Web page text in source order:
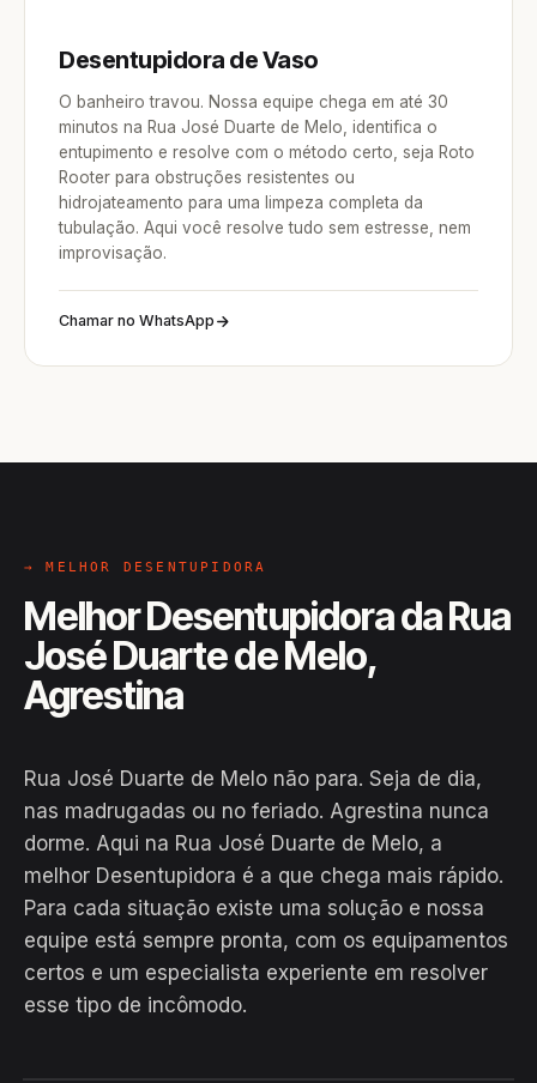
Desentupidora de Vaso
O banheiro travou. Nossa equipe chega em até 30
minutos na Rua José Duarte de Melo, identifica o
entupimento e resolve com o método certo, seja Roto
Rooter para obstruções resistentes ou
hidrojateamento para uma limpeza completa da
tubulação. Aqui você resolve tudo sem estresse, nem
improvisação.
Chamar no WhatsApp
→ MELHOR DESENTUPIDORA
Melhor Desentupidora da Rua
José Duarte de Melo,
Agrestina
Rua José Duarte de Melo não para. Seja de dia,
nas madrugadas ou no feriado. Agrestina nunca
dorme. Aqui na Rua José Duarte de Melo, a
melhor Desentupidora é a que chega mais rápido.
Para cada situação existe uma solução e nossa
equipe está sempre pronta, com os equipamentos
certos e um especialista experiente em resolver
esse tipo de incômodo.
EM CAMPO
Hiroshiro · Rua José Duarte de